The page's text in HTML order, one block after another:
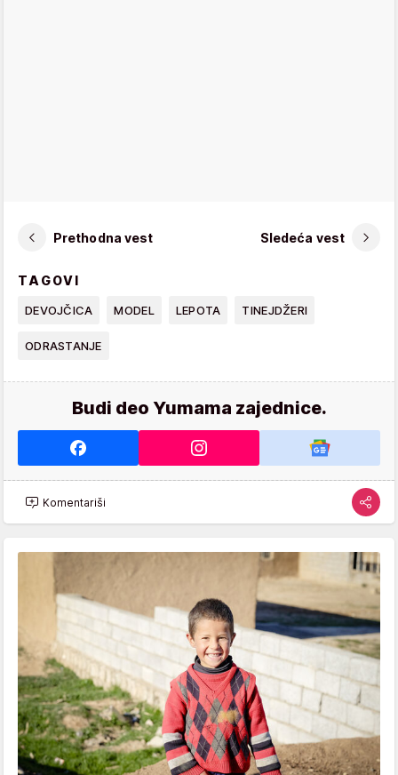
Prethodna vest Sledeća vest
TAGOVI
DEVOJČICA MODEL LEPOTA TINEJDŽERI
ODRASTANJE
Budi deo Yumama zajednice.
Komentariši